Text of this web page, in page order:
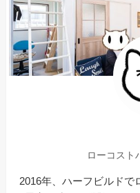
ローコスト
2016年、ハーフビルドで